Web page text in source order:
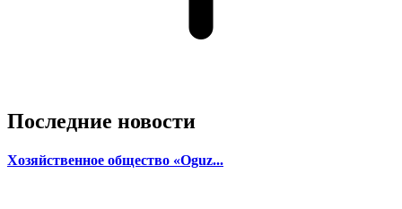
Последние новости
Хозяйственное общество «Oguz...